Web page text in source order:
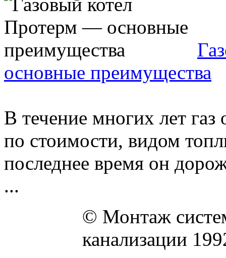
основные преимущества
В течение многих лет газ
по стоимости, видом
последнее время он
...
© Монтаж
канализации